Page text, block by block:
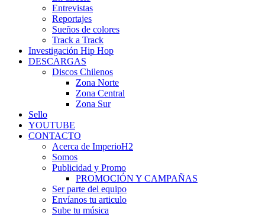
Entrevistas
Reportajes
Sueños de colores
Track a Track
Investigación Hip Hop
DESCARGAS
Discos Chilenos
Zona Norte
Zona Central
Zona Sur
Sello
YOUTUBE
CONTACTO
Acerca de ImperioH2
Somos
Publicidad y Promo
PROMOCIÓN Y CAMPAÑAS
Ser parte del equipo
Envíanos tu articulo
Sube tu música